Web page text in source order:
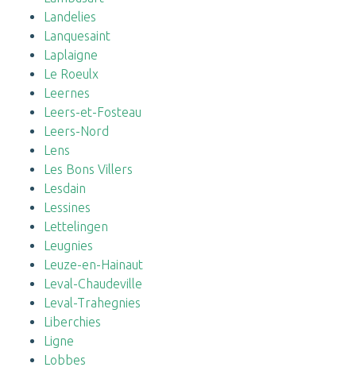
Landelies
Lanquesaint
Laplaigne
Le Roeulx
Leernes
Leers-et-Fosteau
Leers-Nord
Lens
Les Bons Villers
Lesdain
Lessines
Lettelingen
Leugnies
Leuze-en-Hainaut
Leval-Chaudeville
Leval-Trahegnies
Liberchies
Ligne
Lobbes